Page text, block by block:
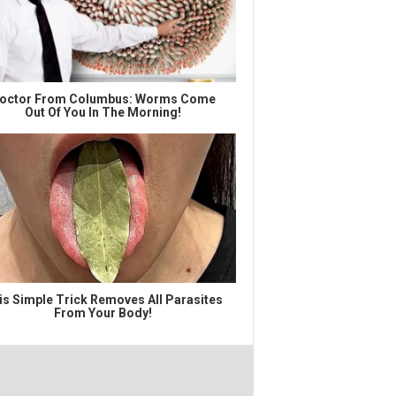
From Columbus: Worms Come
Out Of You In The Morning!
Simple Trick Removes All Parasites
From Your Body!